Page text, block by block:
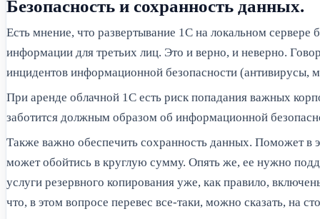
Безопасность и сохранность данных.
Есть мнение, что развертывание 1С на локальном
информации для третьих лиц. Это и верно, и неверно.
инцидентов информационной безопасности (антивирусы,
При аренде облачной 1С есть риск попадания важных
заботится должным образом об информационной
Также важно обеспечить сохранность данных. Поможет в
может обойтись в круглую сумму. Опять же, ее нужно
услуги резервного копирования уже, как правило,
что, в этом вопросе перевес все-таки, можно сказать, на